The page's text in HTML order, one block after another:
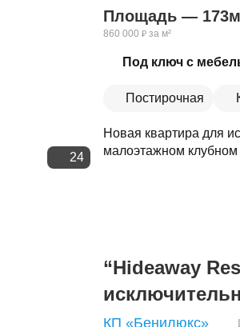
24
Скопировать ссылку
Площадь —
860 000 ₽ за м²
Под ключ с
Постирочная
Новая квартира для
малоэтажном
“Hideaway
КП «Бенилюкс»